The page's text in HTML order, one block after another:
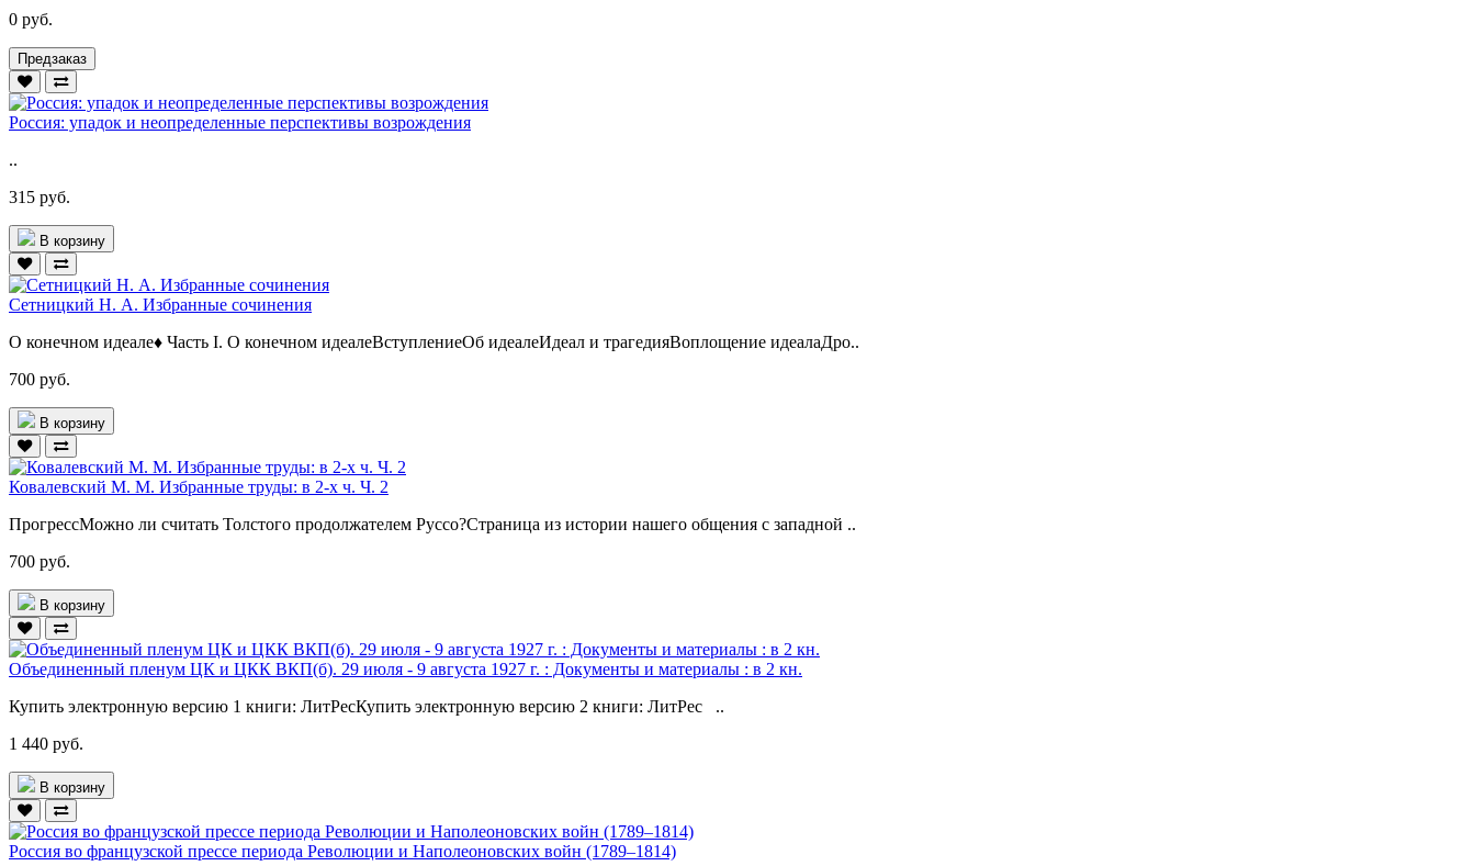
0 руб.
Предзаказ
Россия: упадок и неопределенные перспективы возрождения
..
315 руб.
В корзину
Сетницкий Н. А. Избранные сочинения
О конечном идеале♦ Часть I. О конечном идеалеВступлениеОб идеалеИдеал и трагедияВоплощение идеалаДро..
700 руб.
В корзину
Ковалевский М. М. Избранные труды: в 2-х ч. Ч. 2
ПрогрессМожно ли считать Толстого продолжателем Руссо?Страница из истории нашего общения с западной ..
700 руб.
В корзину
Объединенный пленум ЦК и ЦКК ВКП(б). 29 июля - 9 августа 1927 г. : Документы и материалы : в 2 кн.
Купить электронную версию 1 книги: ЛитРесКупить электронную версию 2 книги: ЛитРес ..
1 440 руб.
В корзину
Россия во французской прессе периода Революции и Наполеоновских войн (1789–1814)